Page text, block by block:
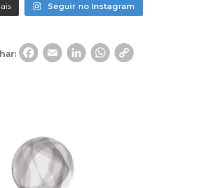
Seguir no Instagram
Facebook
Email
LinkedIn
WhatsApp